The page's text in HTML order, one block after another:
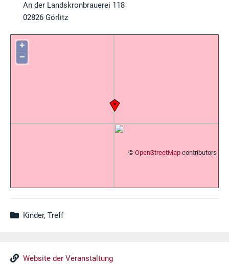
An der Landskronbrauerei 118
02826 Görlitz
+
−
© OpenStreetMap contributors
Kinder, Treff
Website der Veranstaltung